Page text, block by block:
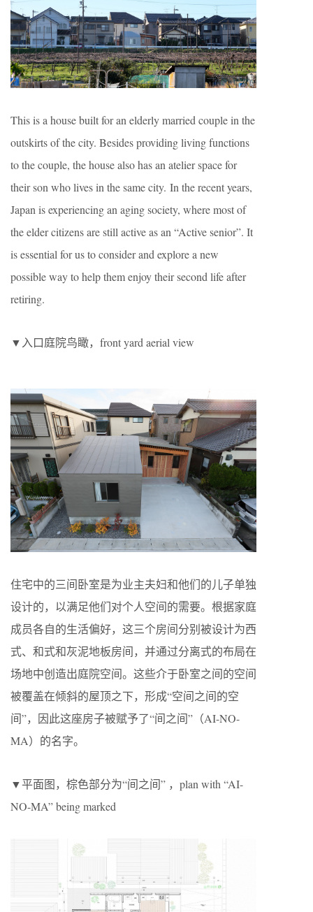
This is a house built for an elderly married couple in the
outskirts of the city. Besides providing living functions
to the couple, the house also has an atelier space for
their son who lives in the same city. In the recent years,
Japan is experiencing an aging society, where most of
the elder citizens are still active as an “Active senior”. It
is essential for us to consider and explore a new
possible way to help them enjoy their second life after
retiring.
▼入口庭院鸟瞰，front yard aerial view
住宅中的三间卧室是为业主夫妇和他们的儿子单独
设计的，以满足他们对个人空间的需要。根据家庭
成员各自的生活偏好，这三个房间分别被设计为西
式、和式和灰泥地板房间，并通过分离式的布局在
场地中创造出庭院空间。这些介于卧室之间的空间
被覆盖在倾斜的屋顶之下，形成“空间之间的空
间”，因此这座房子被赋予了“间之间”（AI-NO-
MA）的名字。
▼平面图，棕色部分为“间之间” ，plan with “AI-
NO-MA” being marked